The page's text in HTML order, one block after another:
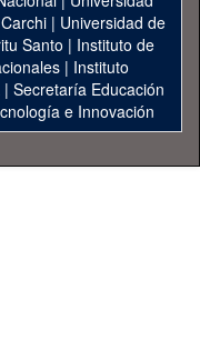
| Universidad de
Santo | Instituto de
| Instituto
| Secretaría Educación
e Innovación